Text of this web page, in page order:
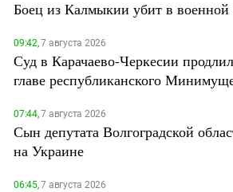
Боец из Калмыкии убит в военной
09:42,7 августа 2026
Суд в Карачаево-Черкесии
главе республиканского
07:44,7 августа 2026
Сын депутата Волгоградской
на Украине
06:45,7 августа 2026